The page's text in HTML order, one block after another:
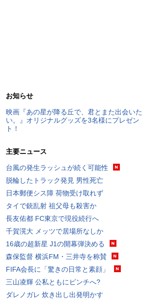
お知らせ
映画『あの星が降る丘で、君とまた出会いた
い。』オリジナルグッズを3名様にプレゼン
ト！
主要ニュース
台風の発生ラッシュが続く可能性
脱輪したトラック発見 男性死亡
日本郵便シス障 荷物受け取れず
タイで銃乱射 祖父母も殺害か
長友佑都 FC東京で現役続行へ
千賀滉大 メッツで居場所なしか
16歳の超新星 J1の開幕弾決める
森保監督 横浜FM・三井寺を称賛
FIFA会長に「驚きの日常と素顔」
三山凌輝 公私ともにピンチへ?
ダレノガレ 炊き出し出発明かす